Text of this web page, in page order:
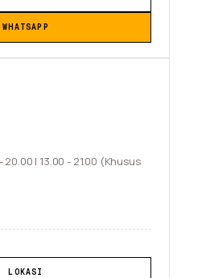
WHATSAPP
20.00 | 13.00 - 21.00 (Khusus
LOKASI